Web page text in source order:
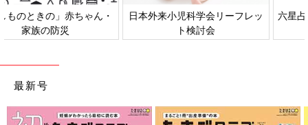
日本外来小児科学会リーフレッ
ト検討会
六星占術 細木かおりさんの人生
最新号